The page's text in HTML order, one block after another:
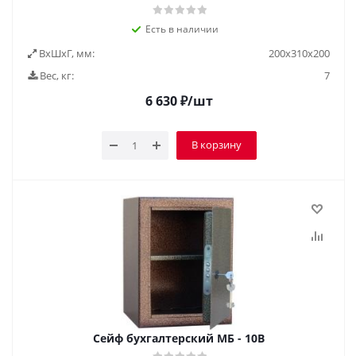
Есть в наличии
ВxШxГ, мм:
200х310х200
Вес, кг:
7
6 630₽/шт
В корзину
Сейф бухгалтерский МБ - 10В